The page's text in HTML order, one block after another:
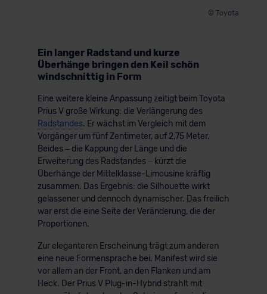
© Toyota
Ein langer Radstand und kurze
Überhänge bringen den Keil schön
windschnittig in Form
Eine weitere kleine Anpassung zeitigt beim Toyota
Prius V große Wirkung: die Verlängerung des
Radstandes. Er wächst im Vergleich mit dem
Vorgänger um fünf Zentimeter, auf 2,75 Meter.
Beides – die Kappung der Länge und die
Erweiterung des Radstandes – kürzt die
Überhänge der Mittelklasse-Limousine kräftig
zusammen. Das Ergebnis: die Silhouette wirkt
gelassener und dennoch dynamischer. Das freilich
war erst die eine Seite der Veränderung, die der
Proportionen.
Zur eleganteren Erscheinung trägt zum anderen
eine neue Formensprache bei. Manifest wird sie
vor allem an der Front, an den Flanken und am
Heck. Der Prius V Plug-in-Hybrid strahlt mit